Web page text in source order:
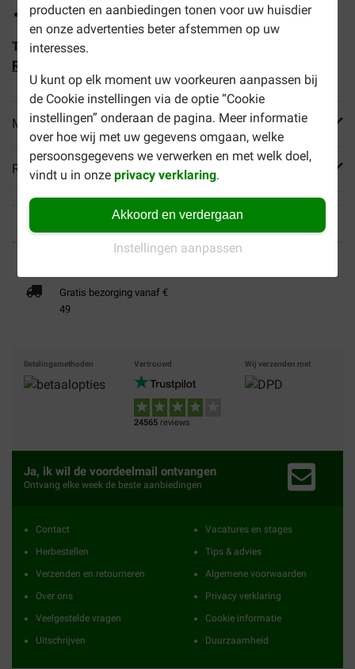
producten en aanbiedingen tonen voor uw huisdier
en onze advertenties beter afstemmen op uw
interesses.
U kunt op elk moment uw voorkeuren aanpassen bij
de Cookie instellingen via de optie “Cookie
instellingen” onderaan de pagina. Meer informatie
over hoe wij met uw gegevens omgaan, welke
persoonsgegevens we verwerken en met welk doel,
vindt u in onzeprivacy verklaring.
Akkoord en verdergaan
Instellingen aanpassen
Extra lekker om eetlust te stimuleren
Tip:Combineer dit droogvoer met
Renal natvoer
Meer informatie
Reviews
Tot 40% goedkoper Veilig betalen
Gratis bezorging vanaf €
49
Betalingsmethoden Vertrouwd
24565 reviews
Wij verzenden met
Ja, ik wil de voordeelmail ontvangen
Ontvang elke week de beste aanbiedingen
Contact
Herbestellen
Verzenden en retourneren
Over ons
Veelgestelde vragen
Uitschrijven
Vacatures en stages
Tips & advies
Algemene voorwaarden
Privacy verklaring
Cookie informatie
Duurzaamheid